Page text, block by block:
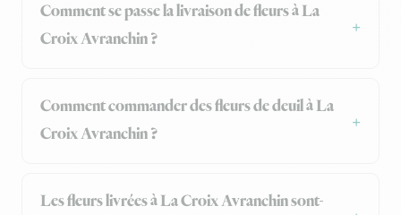
Comment se passe la livraison de fleurs à La
Croix Avranchin ?
Comment commander des fleurs de deuil à La
Croix Avranchin ?
Les fleurs livrées à La Croix Avranchin sont-